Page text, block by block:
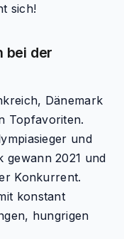
sich!
bei der
Dänemark
Topfavoriten.
und
gewann 2021 und
Konkurrent.
konstant
hungrigen